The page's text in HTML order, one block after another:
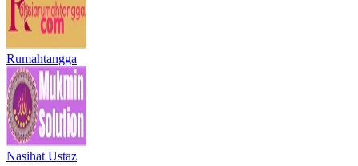
Rumahtangga
Nasihat Ustaz